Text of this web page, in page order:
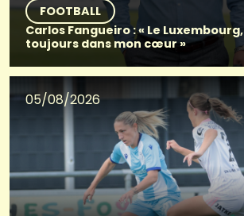
FOOTBALL
Carlos Fangueiro : « Le Luxembourg,
toujours dans mon cœur »
05/08/2026